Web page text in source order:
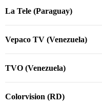
La Tele (Paraguay)
Vepaco TV (Venezuela)
TVO (Venezuela)
Colorvision (RD)